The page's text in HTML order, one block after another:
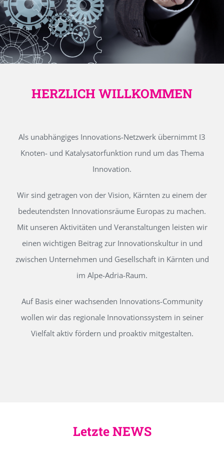
HERZLICH WILLKOMMEN
Als unabhängiges Innovations-Netzwerk übernimmt I3
Knoten- und Katalysatorfunktion rund um das Thema
Innovation.
Wir sind getragen von der Vision, Kärnten zu einem der
bedeutendsten Innovationsräume Europas zu machen.
Mit unseren Aktivitäten und Veranstaltungen leisten wir
einen wichtigen Beitrag zur Innovationskultur in und
zwischen Unternehmen und Gesellschaft in Kärnten und
im Alpe-Adria-Raum.
Auf Basis einer wachsenden Innovations-Community
wollen wir das regionale Innovationssystem in seiner
Vielfalt aktiv fördern und proaktiv mitgestalten.
Letzte NEWS